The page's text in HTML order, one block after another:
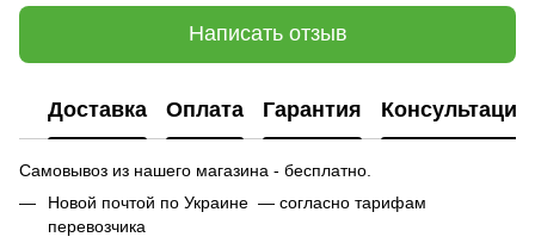
Написать отзыв
Доставка Оплата Гарантия Консультация
Самовывоз из нашего магазина - бесплатно.
Новой почтой по Украине — согласно тарифам
перевозчика